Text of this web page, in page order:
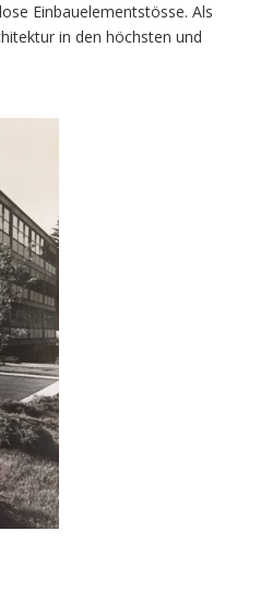
Einbauelementstösse. Als
in den höchsten und